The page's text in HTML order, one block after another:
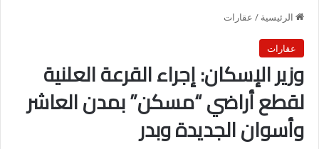
الرئيسية / عقارات
عقارات
وزير الإسكان: إجراء القرعة العلنية
لقطع أراضي “مسكن” بمدن العاشر
وأسوان الجديدة وبدر